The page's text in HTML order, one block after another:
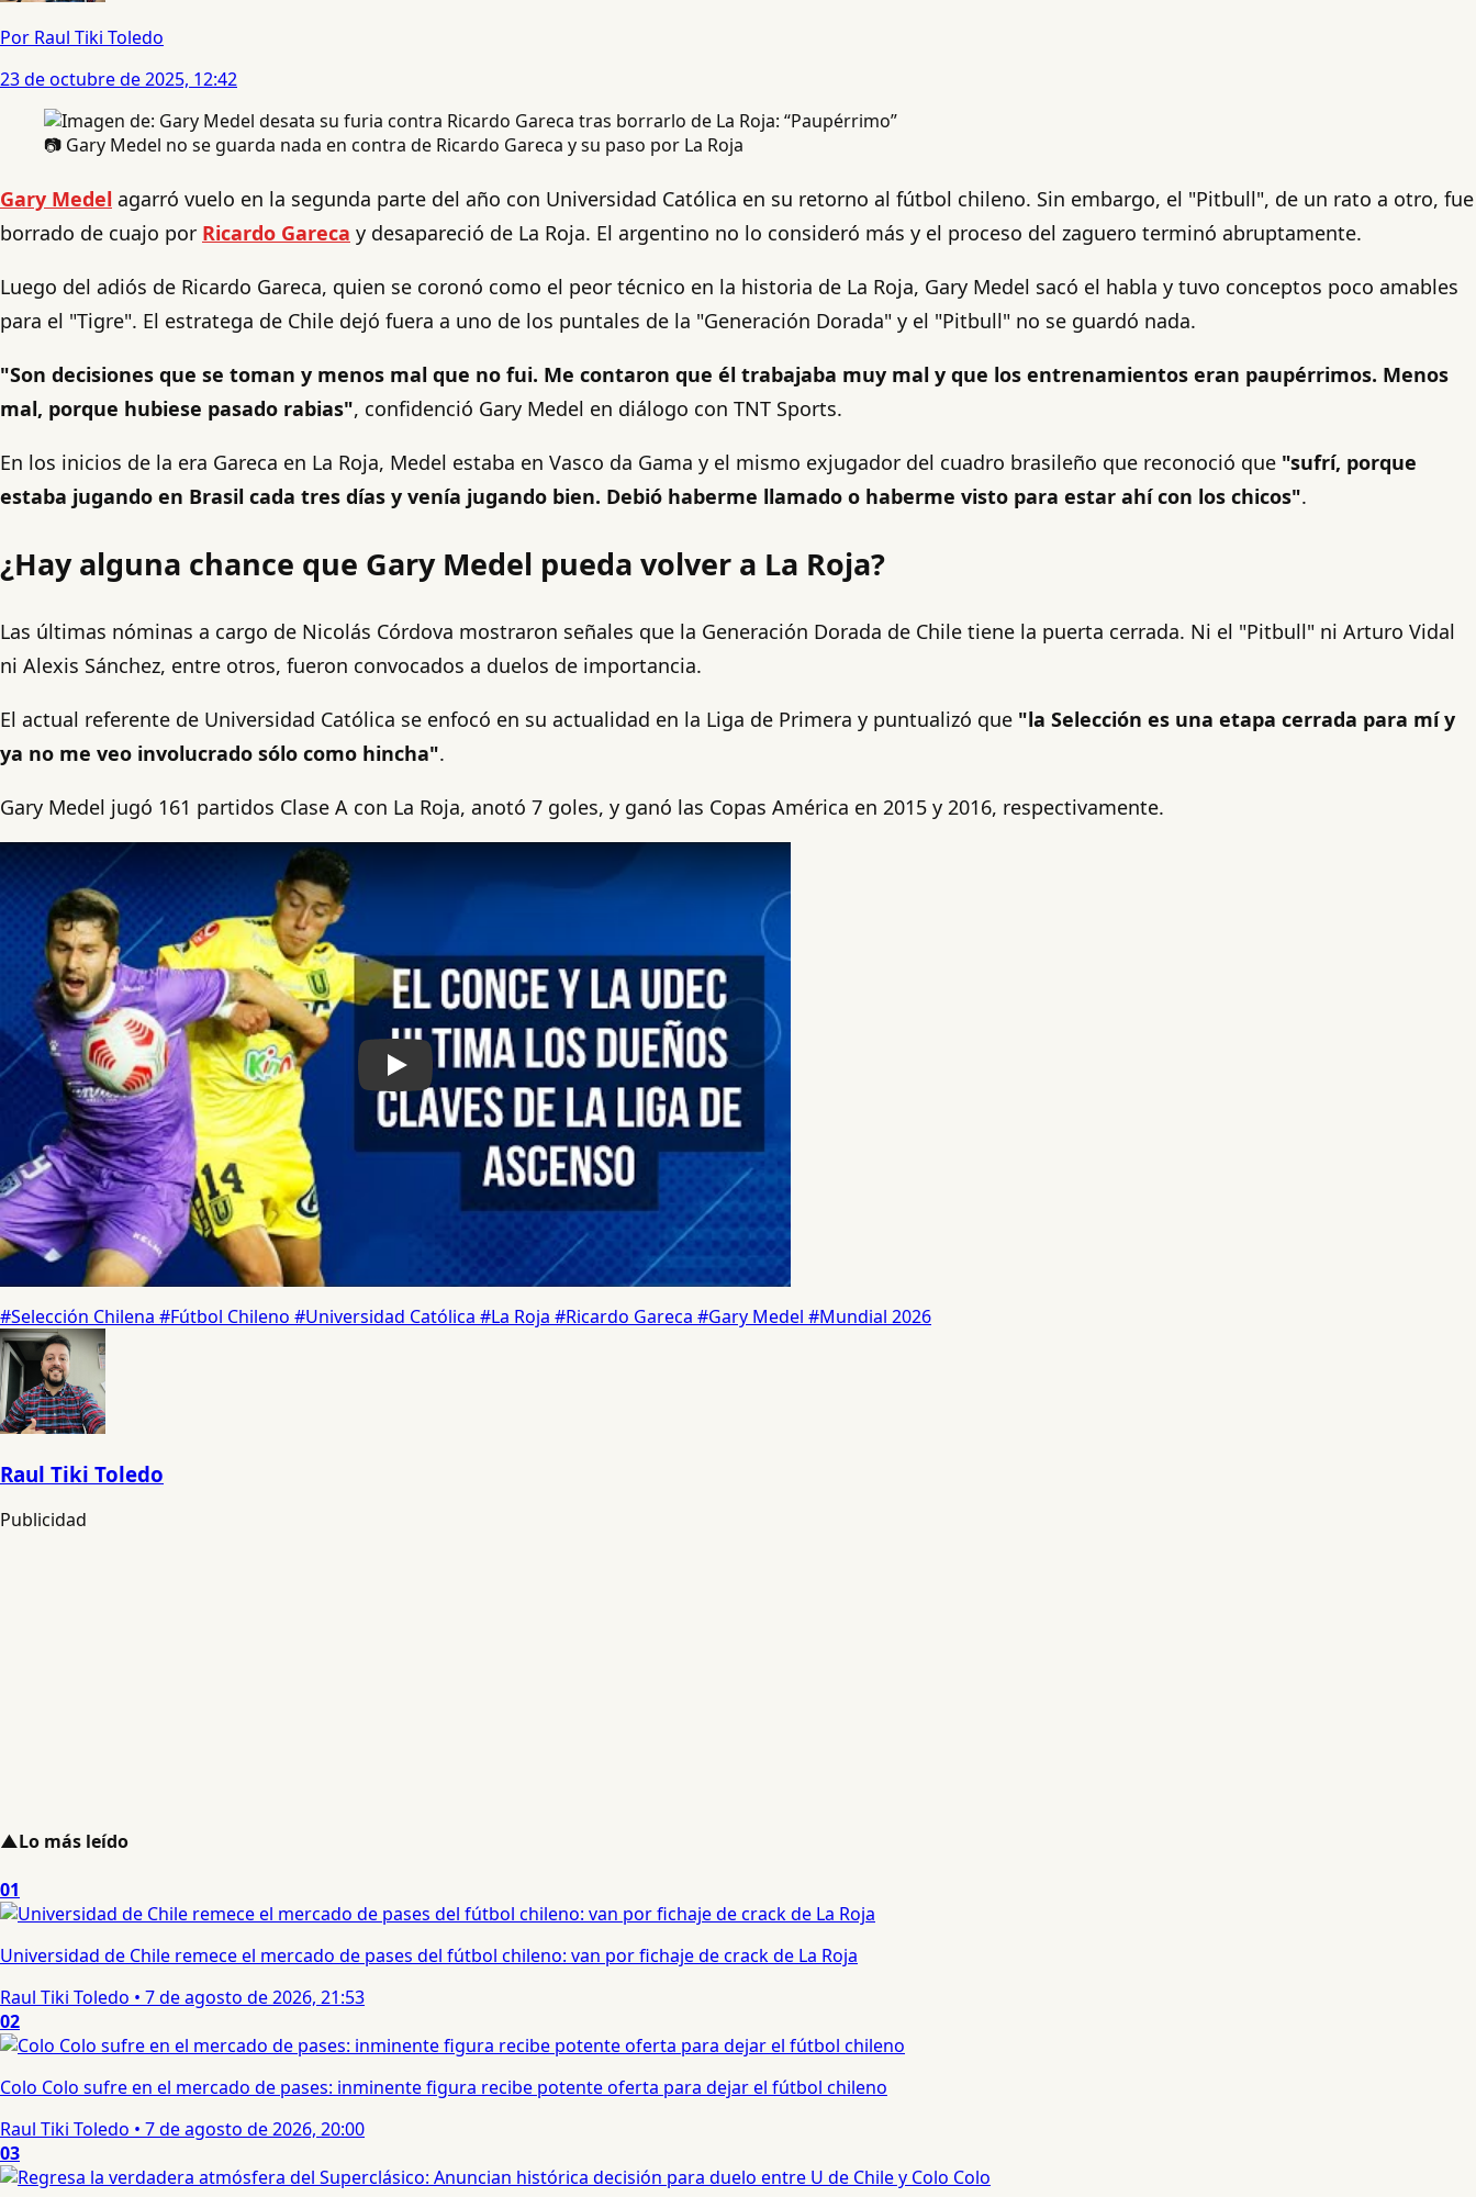
Por Raul Tiki Toledo
23 de octubre de 2025, 12:42
📷 Gary Medel no se guarda nada en contra de Ricardo Gareca y su paso por La Roja
Gary Medel agarró vuelo en la segunda parte del año con Universidad Católica en su retorno al fútbol chileno. Sin embargo, el "Pitbull", de un rato a otro, fue
borrado de cuajo por Ricardo Gareca y desapareció de La Roja. El argentino no lo consideró más y el proceso del zaguero terminó abruptamente.
Luego del adiós de Ricardo Gareca, quien se coronó como el peor técnico en la historia de La Roja, Gary Medel sacó el habla y tuvo conceptos poco amables
para el "Tigre". El estratega de Chile dejó fuera a uno de los puntales de la "Generación Dorada" y el "Pitbull" no se guardó nada.
"Son decisiones que se toman y menos mal que no fui. Me contaron que él trabajaba muy mal y que los entrenamientos eran paupérrimos. Menos
mal, porque hubiese pasado rabias", confidenció Gary Medel en diálogo con TNT Sports.
En los inicios de la era Gareca en La Roja, Medel estaba en Vasco da Gama y el mismo exjugador del cuadro brasileño que reconoció que "sufrí, porque
estaba jugando en Brasil cada tres días y venía jugando bien. Debió haberme llamado o haberme visto para estar ahí con los chicos".
¿Hay alguna chance que Gary Medel pueda volver a La Roja?
Las últimas nóminas a cargo de Nicolás Córdova mostraron señales que la Generación Dorada de Chile tiene la puerta cerrada. Ni el "Pitbull" ni Arturo Vidal
ni Alexis Sánchez, entre otros, fueron convocados a duelos de importancia.
El actual referente de Universidad Católica se enfocó en su actualidad en la Liga de Primera y puntualizó que "la Selección es una etapa cerrada para mí y
ya no me veo involucrado sólo como hincha".
Gary Medel jugó 161 partidos Clase A con La Roja, anotó 7 goles, y ganó las Copas América en 2015 y 2016, respectivamente.
#Selección Chilena #Fútbol Chileno #Universidad Católica #La Roja #Ricardo Gareca #Gary Medel #Mundial 2026
Raul Tiki Toledo
Publicidad
▲Lo más leído
01
Universidad de Chile remece el mercado de pases del fútbol chileno: van por fichaje de crack de La Roja
Raul Tiki Toledo • 7 de agosto de 2026, 21:53
02
Colo Colo sufre en el mercado de pases: inminente figura recibe potente oferta para dejar el fútbol chileno
Raul Tiki Toledo • 7 de agosto de 2026, 20:00
03